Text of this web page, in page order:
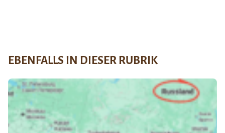
EBENFALLS IN DIESER RUBRIK